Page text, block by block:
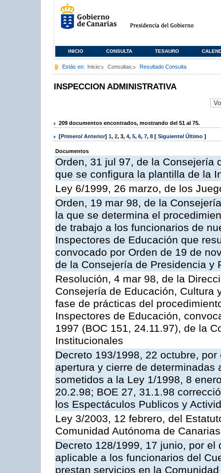
INICIO CONSULTA TESAURO
Estás en: Inicio Consultas Resultado Consulta
INSPECCION ADMINISTRATIVA
209 documentos encontrados, mostrando del 51 al 75.
[Primero/ Anterior] 1, 2, 3, 4, 5, 6, 7, 8 [ Siguiente/ Último ]
Documentos
Orden, 31 jul 97, de la Consejería
que se configura la plantilla de la
Ley 6/1999, 26 marzo, de los
Orden, 19 mar 98, de la
la que se determina el
de trabajo a los funcionarios de
Inspectores de Educación que
convocado por Orden de 19 de
de la Consejería de Presidencia y
Resolución, 4 mar 98, de la
Consejería de Educación, Cultura
fase de prácticas del
Inspectores de Educación,
1997 (BOC 151, 24.11.97), de la
Institucionales
Decreto 193/1998, 22 octubre,
apertura y cierre de
sometidos a la Ley 1/1998, 8
20.2.98; BOE 27, 31.1.98
los Espectáculos Publicos y
Ley 3/2003, 12 febrero, del
Comunidad Autónoma de Canarias
Decreto 128/1999, 17 junio, por
aplicable a los funcionarios del
prestan servicios en la